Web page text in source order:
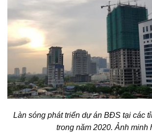
Làn sóng phát triển dự án BĐS tại các
trong năm 2020. Ảnh minh